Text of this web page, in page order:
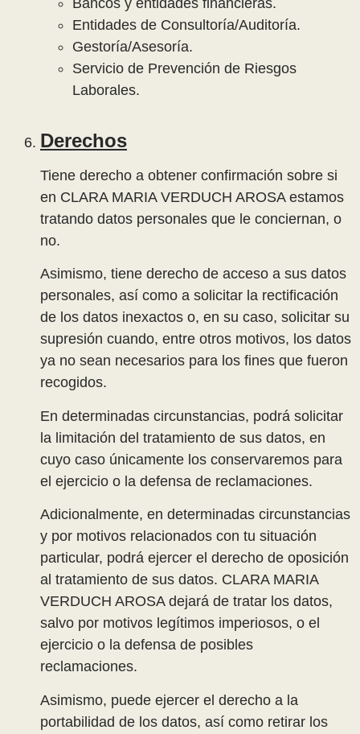
Entidades de Consultoría/Auditoría.
Gestoría/Asesoría.
Servicio de Prevención de Riesgos
Laborales.
Derechos
Tiene derecho a obtener confirmación sobre si
en CLARA MARIA VERDUCH AROSA estamos
tratando datos personales que le conciernan, o
no.
Asimismo, tiene derecho de acceso a sus datos
personales, así como a solicitar la rectificación
de los datos inexactos o, en su caso, solicitar su
supresión cuando, entre otros motivos, los datos
ya no sean necesarios para los fines que fueron
recogidos.
En determinadas circunstancias, podrá solicitar
la limitación del tratamiento de sus datos, en
cuyo caso únicamente los conservaremos para
el ejercicio o la defensa de reclamaciones.
Adicionalmente, en determinadas circunstancias
y por motivos relacionados con tu situación
particular, podrá ejercer el derecho de oposición
al tratamiento de sus datos. CLARA MARIA
VERDUCH AROSA dejará de tratar los datos,
salvo por motivos legítimos imperiosos, o el
ejercicio o la defensa de posibles
reclamaciones.
Asimismo, puede ejercer el derecho a la
portabilidad de los datos, así como retirar los